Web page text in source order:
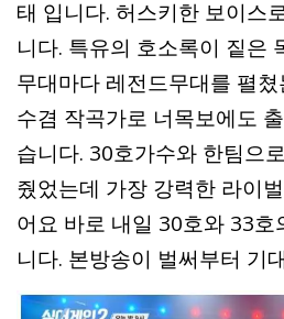
태 입니다. 허스키한 보이스
니다. 특유의 호소록이 짙은
무대마다 레전드무대를 펼
수겸 작곡가로 너목보에도
습니다. 30호가수와 한팀으
줬었는데 가장 강력한 라이
어요 바로 내일 30호와 33호
니다. 본방송이 벌써부터 기